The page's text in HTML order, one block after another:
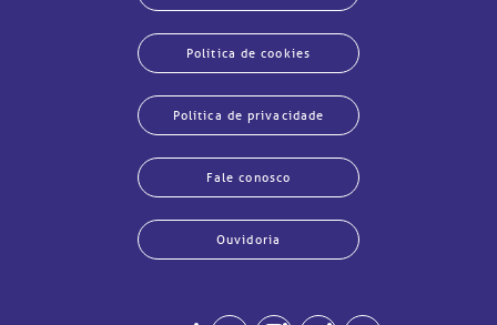
Política de cookies
Política de privacidade
Fale conosco
Ouvidoria